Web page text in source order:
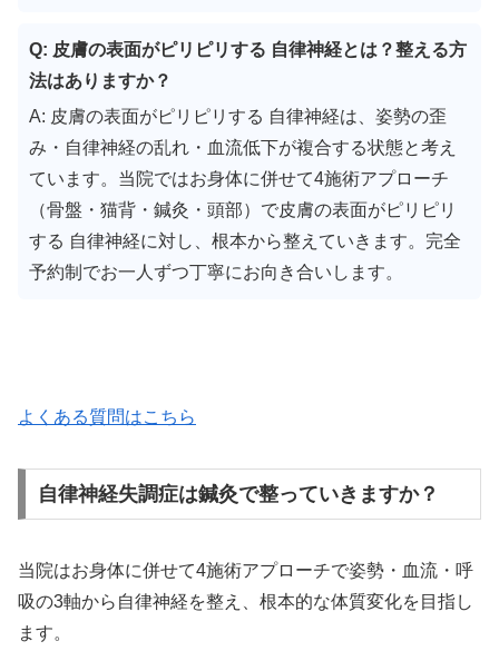
Q: 皮膚の表面がピリピリする 自律神経とは？整える方
法はありますか？
A: 皮膚の表面がピリピリする 自律神経は、姿勢の歪
み・自律神経の乱れ・血流低下が複合する状態と考え
ています。当院ではお身体に併せて4施術アプローチ
（骨盤・猫背・鍼灸・頭部）で皮膚の表面がピリピリ
する 自律神経に対し、根本から整えていきます。完全
予約制でお一人ずつ丁寧にお向き合いします。
よくある質問はこちら
自律神経失調症は鍼灸で整っていきますか？
当院はお身体に併せて4施術アプローチで姿勢・血流・呼
吸の3軸から自律神経を整え、根本的な体質変化を目指し
ます。